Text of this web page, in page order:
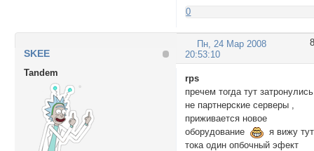
0
8
Пн, 24 Мар 2008
20:53:10
SKEE
Tandem
rps
пречем тогда тут затронулись
не партнерские серверы ,
приживается новое
оборудование
я вижу тут
тока один опбочный эфект